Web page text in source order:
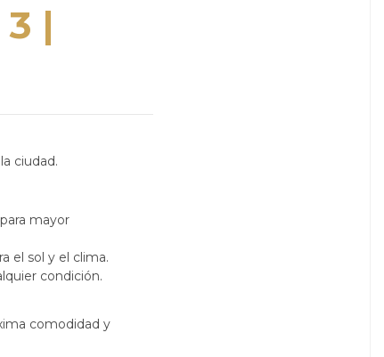
|
ciudad.
mayor
el sol y el clima.
condición.
comodidad y